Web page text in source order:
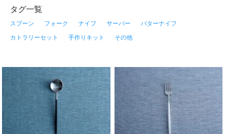
タグ一覧
スプーン フォーク ナイフ サーバー
バターナイフ
カトラリーセット
手作りキット その他